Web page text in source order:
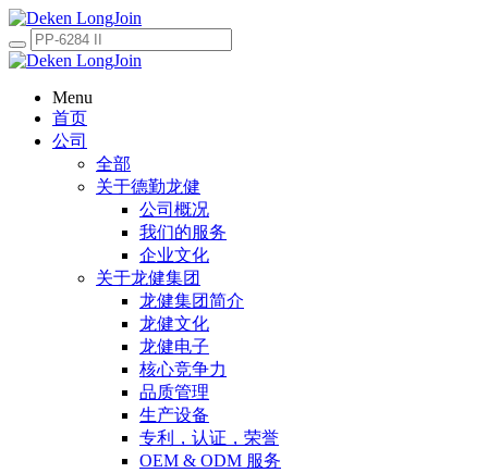
Menu
首页
公司
全部
关于德勤龙健
公司概况
我们的服务
企业文化
关于龙健集团
龙健集团简介
龙健文化
龙健电子
核心竞争力
品质管理
生产设备
专利，认证，荣誉
OEM & ODM 服务